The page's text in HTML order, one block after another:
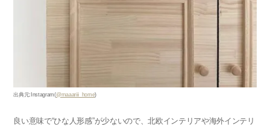
出典元:Instagram(@maaariii_home)
良い意味で“ひな人形感”が少ないので、北欧インテリアや海外インテリ